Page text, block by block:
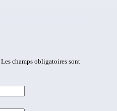
Les champs obligatoires sont